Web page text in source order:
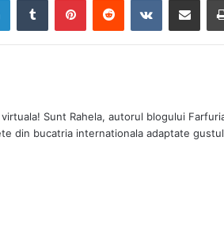
Sunt Rahela, autorul blogului
din bucatria internationala adaptate